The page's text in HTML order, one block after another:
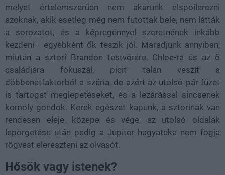
melyet értelemszerűen nem akarunk elspoilerezni
azoknak, akik esetleg még nem futottak bele, nem látták
a sorozatot, és a képregénnyel szeretnének inkább
kezdeni - egyébként ők teszik jól. Maradjunk annyiban,
miután a sztori Brandon testvérére, Chloe-ra és az ő
családjára fókuszál, picit talán veszít a
döbbenetfaktorból a széria, de azért az utolsó pár füzet
is tartogat meglepetéseket, és a lezárással sincsenek
komoly gondok. Kerek egészet kapunk, a sztorinak van
rendesen eleje, közepe és vége, az utolsó oldalak
lepörgetése után pedig a Jupiter hagyatéka nem fogja
rögvest elereszteni az olvasót.
Hősök vagy istenek?